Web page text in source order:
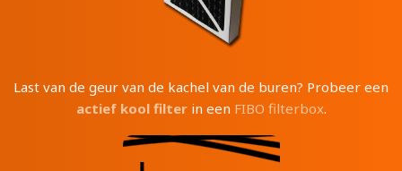
Last van de geur van de kachel van de buren? Probeer een
actief kool filterin een FIBO filterbox.